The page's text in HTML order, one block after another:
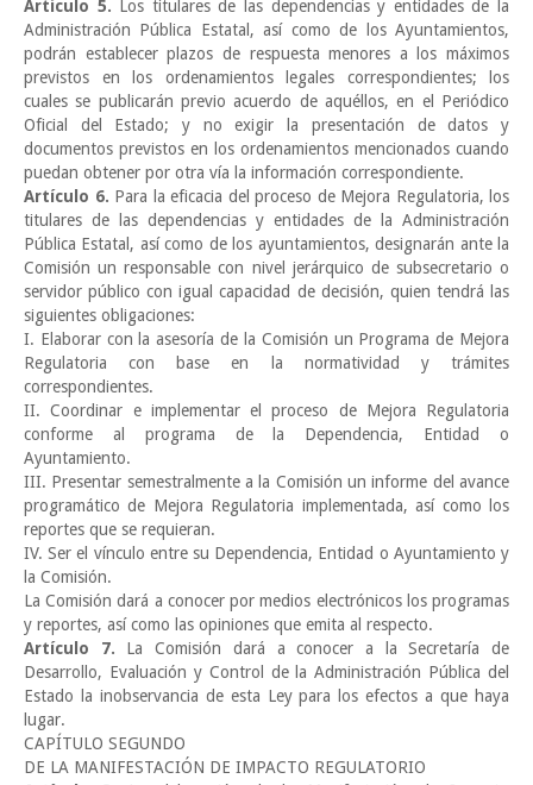
Artículo 5. Los titulares de las dependencias y entidades de la
Administración Pública Estatal, así como de los Ayuntamientos,
podrán establecer plazos de respuesta menores a los máximos
previstos en los ordenamientos legales correspondientes; los
cuales se publicarán previo acuerdo de aquéllos, en el Periódico
Oficial del Estado; y no exigir la presentación de datos y
documentos previstos en los ordenamientos mencionados cuando
puedan obtener por otra vía la información correspondiente.
Artículo 6. Para la eficacia del proceso de Mejora Regulatoria, los
titulares de las dependencias y entidades de la Administración
Pública Estatal, así como de los ayuntamientos, designarán ante la
Comisión un responsable con nivel jerárquico de subsecretario o
servidor público con igual capacidad de decisión, quien tendrá las
siguientes obligaciones:
I. Elaborar con la asesoría de la Comisión un Programa de Mejora
Regulatoria con base en la normatividad y trámites
correspondientes.
II. Coordinar e implementar el proceso de Mejora Regulatoria
conforme al programa de la Dependencia, Entidad o
Ayuntamiento.
III. Presentar semestralmente a la Comisión un informe del avance
programático de Mejora Regulatoria implementada, así como los
reportes que se requieran.
IV. Ser el vínculo entre su Dependencia, Entidad o Ayuntamiento y
la Comisión.
La Comisión dará a conocer por medios electrónicos los programas
y reportes, así como las opiniones que emita al respecto.
Artículo 7. La Comisión dará a conocer a la Secretaría de
Desarrollo, Evaluación y Control de la Administración Pública del
Estado la inobservancia de esta Ley para los efectos a que haya
lugar.
CAPÍTULO SEGUNDO
DE LA MANIFESTACIÓN DE IMPACTO REGULATORIO